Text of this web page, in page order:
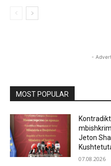
-
MOST POPULAR
Jeton
07.08.2026